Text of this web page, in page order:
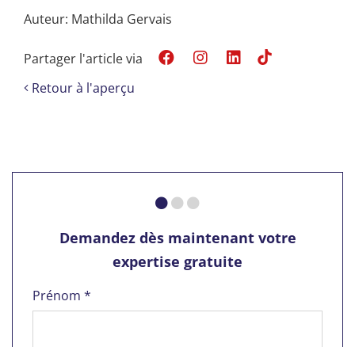
Auteur: Mathilda Gervais
Partager l'article via
Retour à l'aperçu
Demandez dès maintenant votre
expertise gratuite
Prénom *